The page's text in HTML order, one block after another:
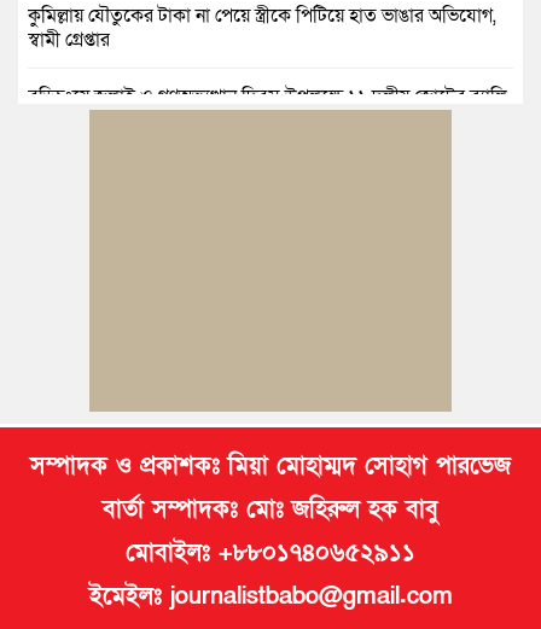
কুমিল্লায় যৌতুকের টাকা না পেয়ে স্ত্রীকে পিটিয়ে হাত ভাঙার অভিযোগ,
স্বামী গ্রেপ্তার
বুড়িচংয়ে জুলাই ও গণঅভ্যুত্থান দিবস উপলক্ষে ১১ দলীয় জোটের র‍্যালি
সম্পাদক ও প্রকাশকঃ মিয়া মোহাম্মদ সোহাগ পারভেজ
বার্তা সম্পাদকঃ মোঃ জহিরুল হক বাবু
মোবাইলঃ +৮৮০১৭৪০৬৫২৯১১
ইমেইলঃ journalistbabo@gmail.com